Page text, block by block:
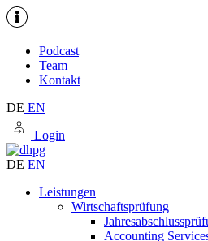
Podcast
Team
Kontakt
DE EN
Login
DE EN
Leistungen
Wirtschaftsprüfung
Accounting